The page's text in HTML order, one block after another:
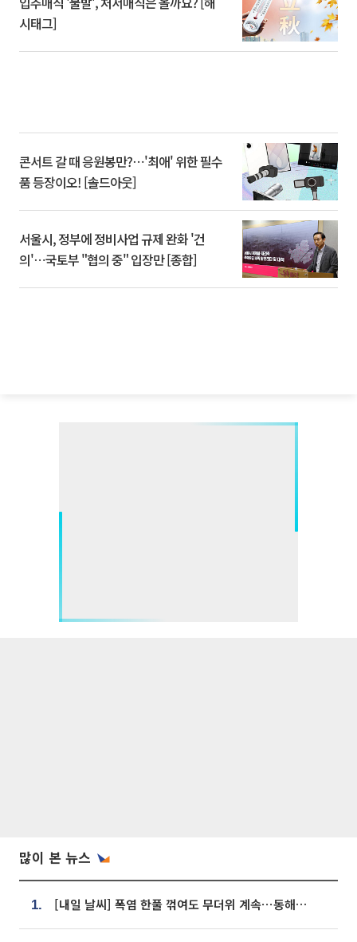
시태그]
콘서트 갈 때 응원봉만?⋯'최애' 위한 필수
품 등장이오! [솔드아웃]
서울시, 정부에 정비사업 규제 완화 '건
의'⋯국토부 "협의 중" 입장만 [종합]
많이 본 뉴스
1. [내일 날씨] 폭염 한풀 꺾여도 무더위 계속⋯동해안 이틀 연속 비